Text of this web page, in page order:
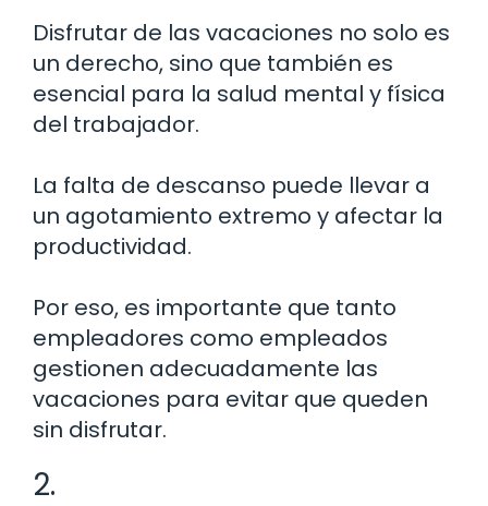
Disfrutar de las vacaciones no solo es
un derecho, sino que también es
esencial para la salud mental y física
del trabajador.
La falta de descanso puede llevar a
un agotamiento extremo y afectar la
productividad.
Por eso, es importante que tanto
empleadores como empleados
gestionen adecuadamente las
vacaciones para evitar que queden
sin disfrutar.
2.